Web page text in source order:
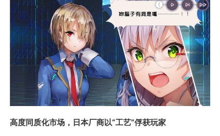
高度同质化市场，日本厂商以“工艺”俘获玩家